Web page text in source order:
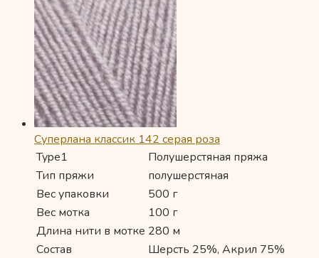
Суперлана классик 142 серая роза
Type1
Полушерстяная пряжа
Тип пряжи
полушерстяная
Вес упаковки
500 г
Вес мотка
100 г
Длина нити в мотке 280 м
Состав
Шерсть 25%, Акрил 75%